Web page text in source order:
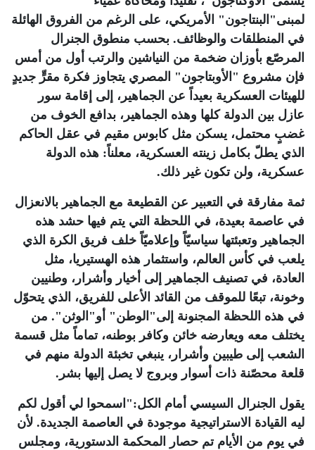
لمبنى"البنتاجون" الأمريكي، على الرغم من الفروق الهائلة
في المنطلقات والوظائف. بحسب منطوق الجنرال
المرصّع بأوزان ضخمة من النياشين والرتب أول من أمس
فإن مشروع "الأوبتاجون" المصري يتجاوز فكرة مقرٍّ جديدٍ
للهيئات العسكرية بعيداً عن الجماهير، إلى إقامة سور
عازل بين الدولة كلها وهذه الجماهير، بدافع الخوف من
غضبٍ محتمل، يسكن مثل كابوس مقيم في عقل الحاكم
الذي يطلّ بكامل زينته العسكرية، معلناً: هذه الدولة
عسكرية، ولن تكون غير ذلك.
ثمة مفارقة في التعبير عن القطيعة مع الجماهير بالانعزال
في عاصمة بعيدة، في اللحظة التي يتم فيها حشد هذه
الجماهير وتعبئتها سياسيّاً وإعلاميّاً خلف فريق الكرة الذي
يلعب في كأس العالم، واستثمار هذه الهستيريا، مثل
العادة، في تصنيف الجماهير إلى أخيار وأشرار، وطنيين
وخونة، تبعًا للموقف من القائد الأعلى للفريق، الذي يتحوّل
في هذه اللحظة المجنونة إلى"الوطن" أو"الوثن". من
يختلف معه ويعارضه خائن وكافر بوطنه، تماماً مثل قسمة
الشعب إلى طيبين وأشرار، ينبغي تخبئة الدولة منهم في
قلعة محصّنة ذات أسوار وبروج لا يصل إليها بشر .
يقول الجنرال السيسي أمام الكل:"اسمحوا لي أقول لكم
ليه القيادة الاستراتيجية موجودة في العاصمة الجديدة. لأن
في يوم من الأيام تم حصار المحكمة الدستورية، ومجلس